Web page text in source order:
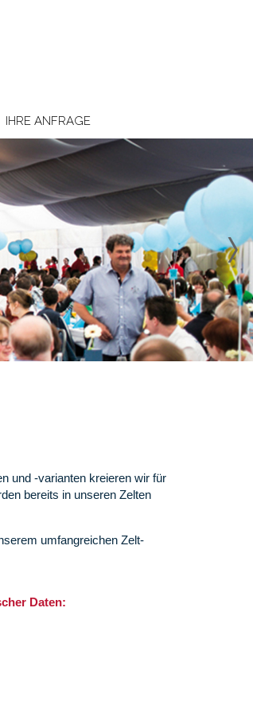
IHRE ANFRAGE
und -varianten kreieren wir für
bereits in unseren Zelten
umfangreichen Zelt-
Daten: